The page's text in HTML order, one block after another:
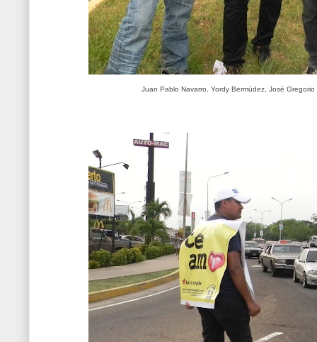
Juan Pablo Navarro, Yordy Bermúdez, José